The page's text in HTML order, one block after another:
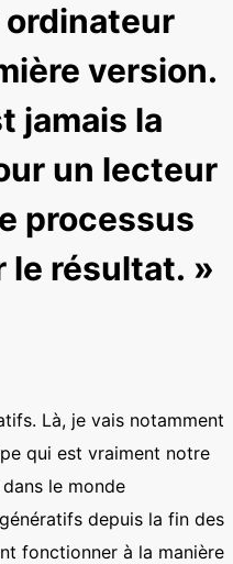
version.
jamais la
un lecteur
processus
le résultat. »
Là, je vais notamment
qui est vraiment notre
le monde
depuis la fin des
fonctionner à la manière